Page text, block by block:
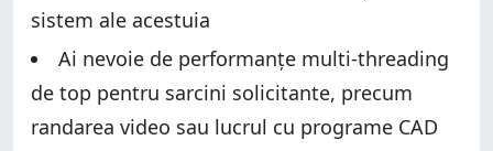
Temperatura și consumul de energie electrică
Ce părere ai despre Intel Core i7-13700K?
Performanța în benchmarkuri de gaming
Temperatura și consumul de energie electrică
Ce părere ai despre Intel Core i7-13700K?
sistem ale acestuia
Ai nevoie de performanțe multi-threading
de top pentru sarcini solicitante, precum
randarea video sau lucrul cu programe CAD